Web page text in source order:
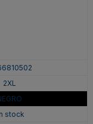
2XL
stock